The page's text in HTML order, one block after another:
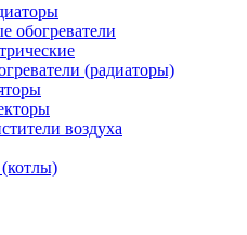
обогреватели
(радиаторы)
воздуха